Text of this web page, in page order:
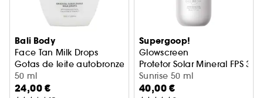
Bali Body
Face Tan Milk Drops
Gotas de leite autobronzeador para o rosto
50 ml
24,00 €
Supergoop!
Glowscreen
Protetor Solar Mineral FPS 30
Sunrise 50 ml
40,00 €